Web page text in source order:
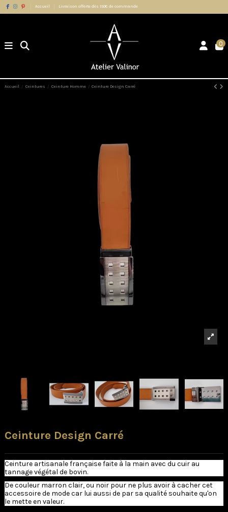
Accueil Livraison offerte dès 150€ de commande
0
Accueil Ceintures Ceinture Homme Ceinture Design Carré
Ceinture Design Carré
Ceinture artisanale française faite à la main avec du cuir au
tannage végétal de bovin.
De couleur marron clair, ou noir pour ne plus avoir à cacher cet
accessoire de mode car lui aussi de par sa qualité souhaite qu'on
le mette en valeur.